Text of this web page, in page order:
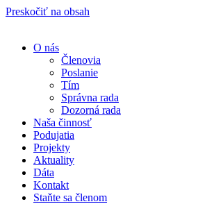
Preskočiť na obsah
O nás
Členovia
Poslanie
Tím
Správna rada
Dozorná rada
Naša činnosť
Podujatia
Projekty
Aktuality
Dáta
Kontakt
Staňte sa členom